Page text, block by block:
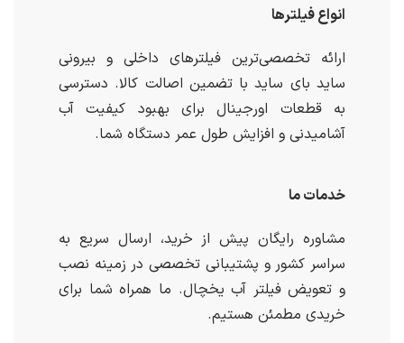
انواع فیلترها
ارائه تخصصی‌ترین فیلترهای داخلی و بیرونی
ساید بای ساید با تضمین اصالت کالا. دسترسی
به قطعات اورجینال برای بهبود کیفیت آب
آشامیدنی و افزایش طول عمر دستگاه شما.
خدمات ما
مشاوره رایگان پیش از خرید، ارسال سریع به
سراسر کشور و پشتیبانی تخصصی در زمینه نصب
و تعویض فیلتر آب یخچال. ما همراه شما برای
خریدی مطمئن هستیم.